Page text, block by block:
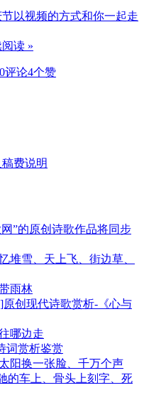
读 »
0评论4个赞
”的原创诗歌作品将同步
堆雪、天上飞、街边草、
雨林
创现代诗歌赏析-《心与
哪边走
词赏析鉴赏
阳换一张脸、千万个声
的车上、骨头上刻字、死